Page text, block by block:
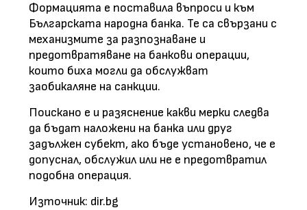
Формацията е поставила въпроси и към
Българската народна банка. Те са свързани с
механизмите за разпознаване и
предотвратяване на банкови операции,
които биха могли да обслужват
заобикаляне на санкции.
Поискано е и разяснение какви мерки следва
да бъдат наложени на банка или друг
задължен субект, ако бъде установено, че е
допуснал, обслужил или не е предотвратил
подобна операция.
Източник: dir.bg